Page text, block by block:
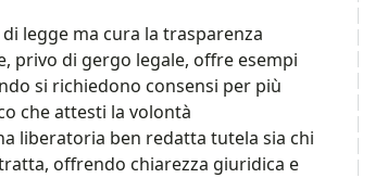
legge ma cura la trasparenza
privo di gergo legale, offre esempi
si richiedono consensi per più
che attesti la volontà
liberatoria ben redatta tutela sia chi
offrendo chiarezza giuridica e